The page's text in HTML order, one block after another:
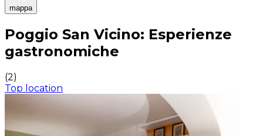
mappa
Esperienze culinarie indimenticabili: Esperienze
Poggio San Vicino: Esperienze
gastronomiche
(2)
Top location